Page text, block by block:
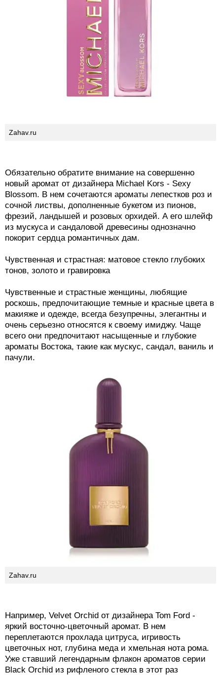
Zahav.ru
Обязательно обратите внимание на совершенно
новый аромат от дизайнера Michael Kors - Sexy
Blossom. В нем сочетаются ароматы лепестков роз и
сочной листвы, дополненные букетом из пионов,
фрезий, ландышей и розовых орхидей. А его шлейф
из мускуса и сандаловой древесины однозначно
покорит сердца романтичных дам.
Чувственная и страстная: матовое стекло глубоких
тонов, золото и гравировка
Чувственные и страстные женщины, любящие
роскошь, предпочитающие темные и красные цвета в
макияже и одежде, всегда безупречны, элегантны и
очень серьезно относятся к своему имиджу. Чаще
всего они предпочитают насыщенные и глубокие
ароматы Востока, такие как мускус, сандал, ваниль и
пачули.
Zahav.ru
Например, Velvet Orchid от дизайнера Tom Ford -
яркий восточно-цветочный аромат. В нем
переплетаются прохлада цитруса, игривость
цветочных нот, глубина меда и хмельная нота рома.
Уже ставший легендарным флакон ароматов серии
Black Orchid из рифленого стекла в этот раз